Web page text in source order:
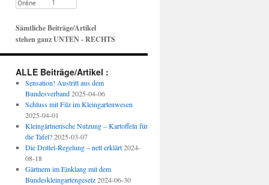
Sämtliche Beiträge/Artikel
stehen ganz UNTEN - RECHTS
ALLE Beiträge/Artikel :
Sensation! Austritt aus dem
Bundesverband 2025-04-06
Schluss mit Filz im Kleingartenwesen
2025-04-01
Kleingärtnerische Nutzung – Kartoffeln für
die Tafel? 2025-03-07
Die Drittel-Regelung – nett erklärt 2024-
08-18
Gärtnern im Einklang mit dem
Bundeskleingartengesetz 2024-06-30